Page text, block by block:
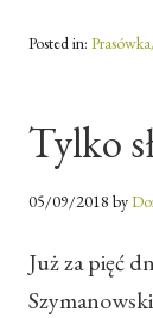
Posted in:
Tylko
05/09/2018 by
Już za pięć